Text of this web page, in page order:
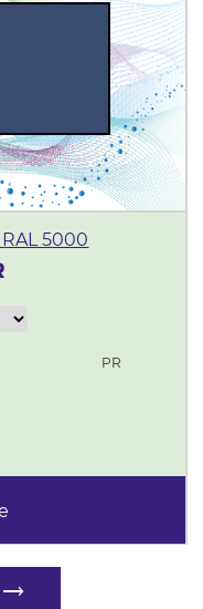
5000
PR
→